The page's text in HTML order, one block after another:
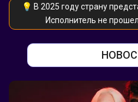
💡 В 2025 году страну
Исполнитель не